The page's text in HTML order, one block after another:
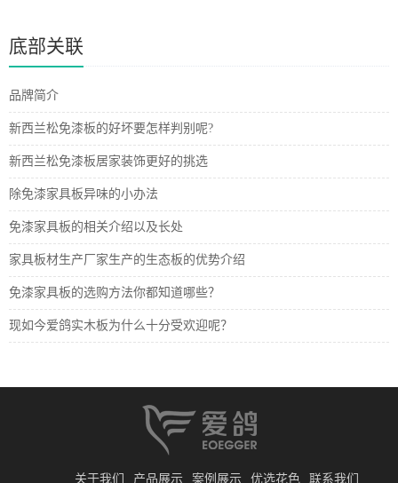
底部关联
品牌简介
新西兰松免漆板的好坏要怎样判别呢?
新西兰松免漆板居家装饰更好的挑选
除免漆家具板异味的小办法
免漆家具板的相关介绍以及长处
家具板材生产厂家生产的生态板的优势介绍
免漆家具板的选购方法你都知道哪些？
现如今爱鸽实木板为什么十分受欢迎呢？
关于我们 产品展示 案例展示 优选花色 联系我们